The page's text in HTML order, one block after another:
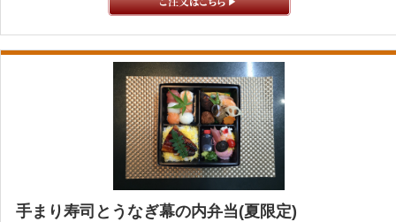
手まり寿司とうなぎ幕の内弁当(夏限定)